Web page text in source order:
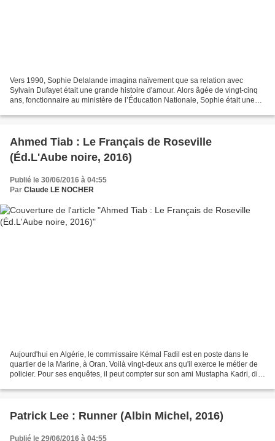
Vers 1990, Sophie Delalande imagina naïvement que sa relation avec
Sylvain Dufayet était une grande histoire d'amour. Alors âgée de vingt-cinq
ans, fonctionnaire au ministère de l’Éducation Nationale, Sophie était une
Ahmed Tiab : Le Français de Roseville
(Éd.L'Aube noire, 2016)
Publié le 30/06/2016 à 04:55
Par Claude LE NOCHER
Aujourd'hui en Algérie, le commissaire Kémal Fadil est en poste dans le
quartier de la Marine, à Oran. Voilà vingt-deux ans qu'il exerce le métier de
policier. Pour ses enquêtes, il peut compter sur son ami Mustapha Kadri, dit
Patrick Lee : Runner (Albin Michel, 2016)
Publié le 29/06/2016 à 04:55